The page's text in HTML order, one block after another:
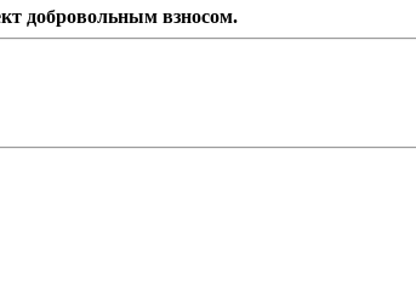
добровольным взносом.